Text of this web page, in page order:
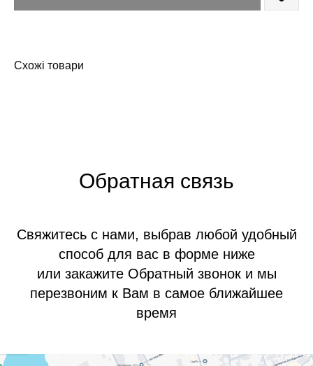
Схожі товари
Обратная связь
Свяжитесь с нами, выбрав любой удобный
способ для вас в форме ниже
или закажите Обратный звонок и мы
перезвоним к Вам в самое ближайшее
время